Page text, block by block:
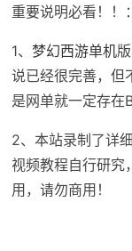
重要说明必看！！：
1、 梦幻西游单机
说已经很完善，但
是网单就一定存在
2、本站录制了详
视频教程自行研究
用，请勿商用！